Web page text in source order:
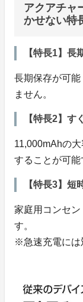
アクアチャ
かせない特
【特長1】長
長期保存が可
ません。
【特長2】す
11,000mAhの
することが可能
【特長3】短
家庭用コンセ
す。
※急速充電には